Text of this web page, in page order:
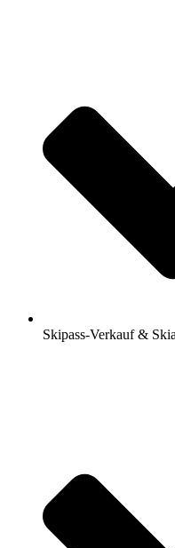
Skipass-Verkauf &